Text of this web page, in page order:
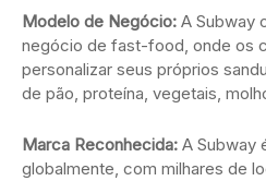
Modelo de Negócio: A Subway
negócio de fast-food, onde os
personalizar seus próprios
de pão, proteína, vegetais,
Marca Reconhecida: A Subway
globalmente, com milhares de